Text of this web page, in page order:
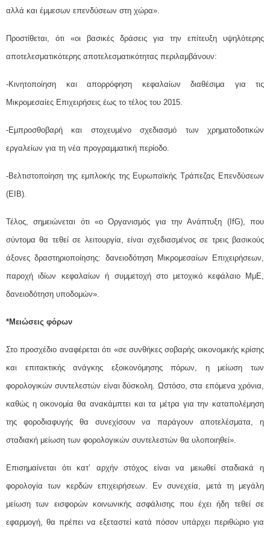
αλλά και έμμεσων επενδύσεων στη χώρα».
Προστίθεται, ότι «οι βασικές δράσεις για την επίτευξη υψηλότερης
αποτελεσματικότερης αποτελεσματικότητας περιλαμβάνουν:
-Κινητοποίηση και απορρόφηση κεφαλαίων διαθέσιμα για τις
Μικρομεσαίες Επιχειρήσεις έως το τέλος του 2015.
-Εμπροσθοβαρή και στοχευμένο σχεδιασμό των χρηματοδοτικών
εργαλείων για τη νέα προγραμματική περίοδο.
-Βελτιστοποίηση της εμπλοκής της Ευρωπαϊκής Τράπεζας Επενδύσεων
(EIB).
Τέλος, σημειώνεται ότι «ο Οργανισμός για την Ανάπτυξη (IfG), που
σύντομα θα τεθεί σε λειτουργία, είναι σχεδιασμένος σε τρεις βασικούς
άξονες δραστηριοποίησης: δανειοδότηση Μικρομεσαίων Επιχειρήσεων,
παροχή ιδίων κεφαλαίων ή συμμετοχή στο μετοχικό κεφάλαιο ΜμΕ,
δανειοδότηση υποδομών».
*Μειώσεις φόρων
Στο προσχέδιο αναφέρεται ότι «σε συνθήκες σοβαρής οικονομικής κρίσης
και επιτακτικής ανάγκης εξοικονόμησης πόρων, η μείωση των
φορολογικών συντελεστών είναι δύσκολη. Ωστόσο, στα επόμενα χρόνια,
καθώς η οικονομία θα ανακάμπτει και τα μέτρα για την καταπολέμηση
της φοροδιαφυγής θα συνεχίσουν να παράγουν αποτελέσματα, η
σταδιακή μείωση των φορολογικών συντελεστών θα υλοποιηθεί».
Επισημαίνεται ότι κατ’ αρχήν στόχος είναι να μειωθεί σταδιακά η
φορολογία των κερδών επιχειρήσεων. Εν συνεχεία, μετά τη μεγάλη
μείωση των εισφορών κοινωνικής ασφάλισης που έχει ήδη τεθεί σε
εφαρμογή, θα πρέπει να εξεταστεί κατά πόσον υπάρχει περιθώριο για